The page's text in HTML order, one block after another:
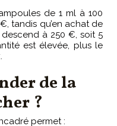
de 1 ml à 100
tandis qu’en achat de
à 250 €, soit 5
est élevée, plus le
de la
?
permet :